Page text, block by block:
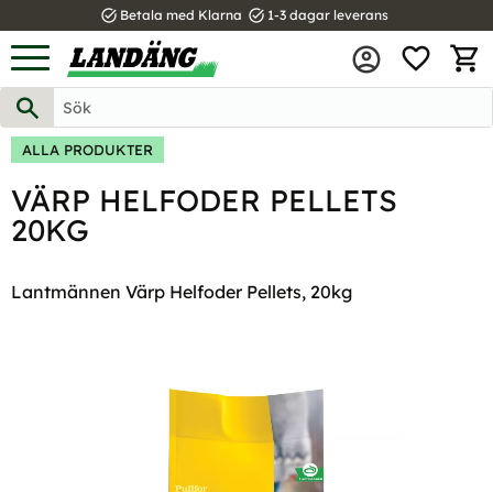
Meny
task_alt Betala med Klarna task_alt 1-3 dagar leverans
ALLA PRODUKTER
VÄRP HELFODER PELLETS
20KG
Lantmännen Värp Helfoder Pellets, 20kg